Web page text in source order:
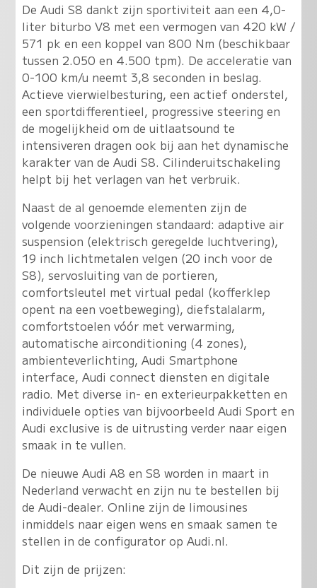
De Audi S8 dankt zijn sportiviteit aan een 4,0-
liter biturbo V8 met een vermogen van 420 kW /
571 pk en een koppel van 800 Nm (beschikbaar
tussen 2.050 en 4.500 tpm). De acceleratie van
0-100 km/u neemt 3,8 seconden in beslag.
Actieve vierwielbesturing, een actief onderstel,
een sportdifferentieel, progressive steering en
de mogelijkheid om de uitlaatsound te
intensiveren dragen ook bij aan het dynamische
karakter van de Audi S8. Cilinderuitschakeling
helpt bij het verlagen van het verbruik.
Naast de al genoemde elementen zijn de
volgende voorzieningen standaard: adaptive air
suspension (elektrisch geregelde luchtvering),
19 inch lichtmetalen velgen (20 inch voor de
S8), servosluiting van de portieren,
comfortsleutel met virtual pedal (kofferklep
opent na een voetbeweging), diefstalalarm,
comfortstoelen vóór met verwarming,
automatische airconditioning (4 zones),
ambienteverlichting, Audi Smartphone
interface, Audi connect diensten en digitale
radio. Met diverse in- en exterieurpakketten en
individuele opties van bijvoorbeeld Audi Sport en
Audi exclusive is de uitrusting verder naar eigen
smaak in te vullen.
De nieuwe Audi A8 en S8 worden in maart in
Nederland verwacht en zijn nu te bestellen bij
de Audi-dealer. Online zijn de limousines
inmiddels naar eigen wens en smaak samen te
stellen in de configurator op Audi.nl.
Dit zijn de prijzen: